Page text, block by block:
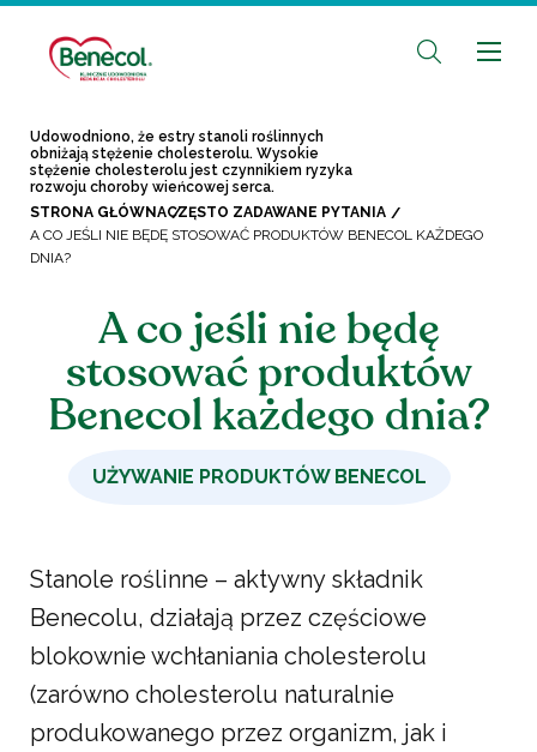
Udowodniono, że estry stanoli roślinnych
obniżają stężenie cholesterolu. Wysokie
stężenie cholesterolu jest czynnikiem ryzyka
rozwoju choroby wieńcowej serca.
STRONA GŁÓWNACZĘSTO ZADAWANE PYTANIA
A CO JEŚLI NIE BĘDĘ STOSOWAĆ PRODUKTÓW BENECOL KAŻDEGO
DNIA?
A co jeśli nie będę
stosować produktów
Benecol każdego dnia?
UŻYWANIE PRODUKTÓW BENECOL
Stanole roślinne – aktywny składnik
Benecolu, działają przez częściowe
blokownie wchłaniania cholesterolu
(zarówno cholesterolu naturalnie
produkowanego przez organizm, jak i